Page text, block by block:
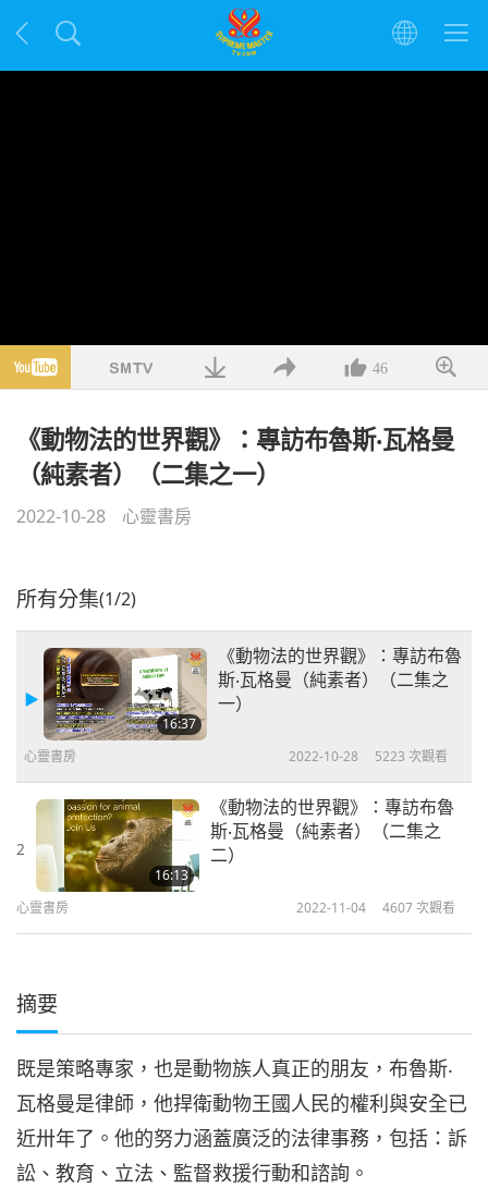
46
《動物法的世界觀》：專訪布魯斯‧瓦格曼
（純素者）（二集之一）
2022-10-28 心靈書房
所有分集(1/2)
16:37
《動物法的世界觀》：專訪布魯
斯‧瓦格曼（純素者）（二集之
一）
心靈書房 2022-10-28 5223 次觀看
2
16:13
《動物法的世界觀》：專訪布魯
斯‧瓦格曼（純素者）（二集之
二）
心靈書房 2022-11-04 4607次觀看
摘要
既是策略專家，也是動物族人真正的朋友，布魯斯‧
瓦格曼是律師，他捍衛動物王國人民的權利與安全已
近卅年了。他的努力涵蓋廣泛的法律事務，包括：訴
訟、教育、立法、監督救援行動和諮詢。